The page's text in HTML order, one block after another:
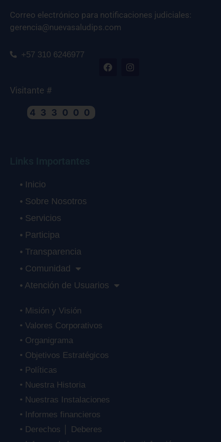
Correo electrónico para notificaciones judiciales:
gerencia@nuevasaludips.com
+57 310 6246977
Visitante #
433000
• Inicio
• Sobre Nosotros
• Servicios
• Participa
• Transparencia
• Comunidad
• Atención de Usuarios
• Misión y Visión
• Valores Corporativos
• Organigrama
• Objetivos Estratégicos
• Políticas
• Nuestra Historia
• Nuestras Instalaciones
• Informes financieros
• Derechos │ Deberes